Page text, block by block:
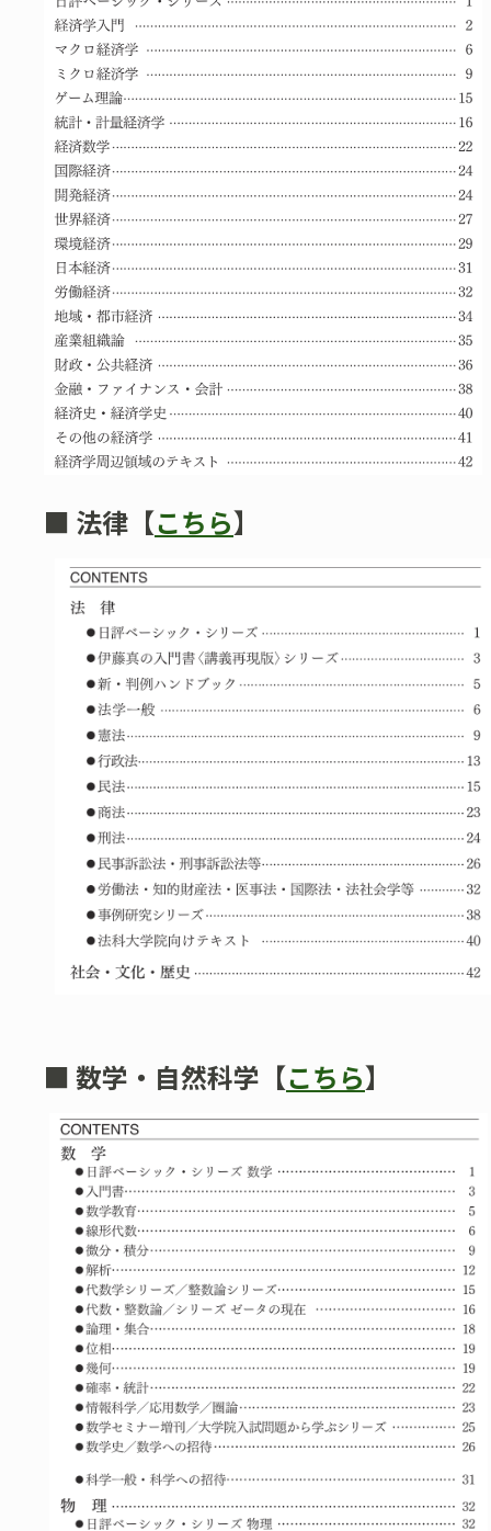
■ 法律【こちら】
■ 数学・自然科学【こちら】